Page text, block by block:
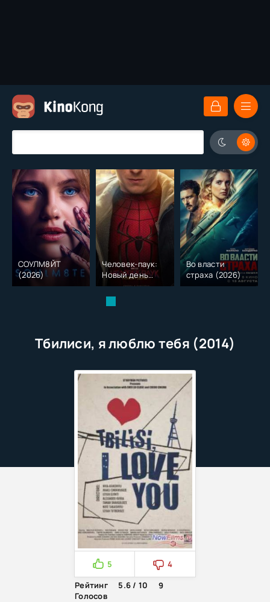
СОУЛМ8ЙТ
(2026)
Человек-паук:
Новый день
(2026)
Во власти
страха (2026)
Тбилиси, я люблю тебя (2014)
5
4
Рейтинг
5.6 / 10
9
Голосов